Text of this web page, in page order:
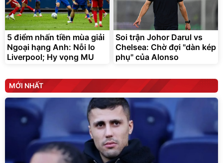
5 điểm nhấn tiền mùa giải
Ngoại hạng Anh: Nỗi lo
Liverpool; Hy vọng MU
Soi trận Johor Darul vs
Chelsea: Chờ đợi "dàn kép
phụ" của Alonso
MỚI NHẤT